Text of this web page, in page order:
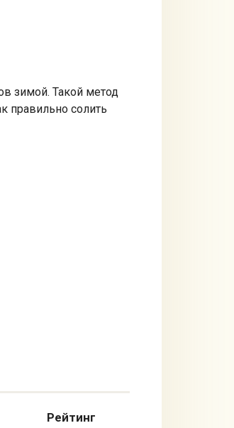
зимой. Такой метод
правильно солить
Рейтинг